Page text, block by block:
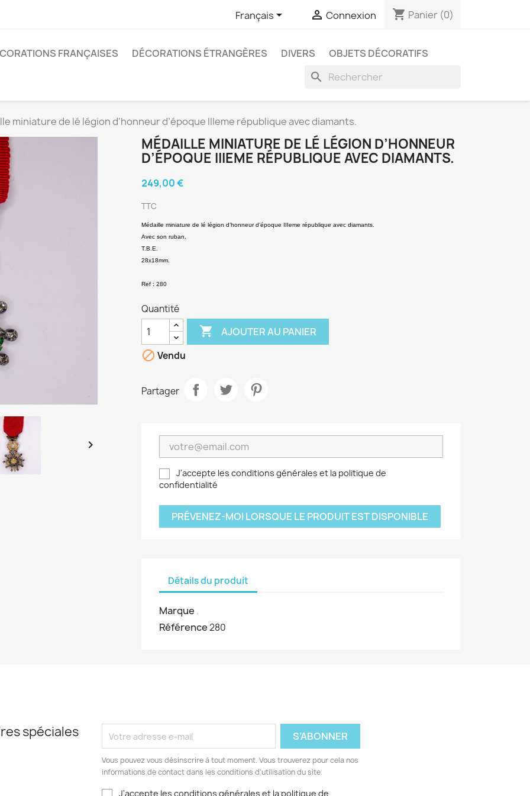
Français  Connexion shopping_cart Panier (0)
FRANÇAISES DÉCORATIONS ÉTRANGÈRES DIVERS OBJETS DÉCORATIFS
search
miniature de lé légion d’honneur d’époque IIIeme république avec diamants.

MÉDAILLE MINIATURE DE LÉ LÉGION D’HONNEUR
D’ÉPOQUE IIIEME RÉPUBLIQUE AVEC DIAMANTS.
249,00 €
TTC
Médaille miniature de lé légion d’honneur d’époque IIIeme république avec diamants.
Avec son ruban.
T.B.E.
28x18mm.
Ref : 280
Quantité
 AJOUTER AU PANIER
 Vendu
Partager
J'accepte les conditions générales et la politique de
confidentialité
PRÉVENEZ-MOI LORSQUE LE PRODUIT EST DISPONIBLE
Détails du produit
Marque .
Référence280
spéciales
Vous pouvez vous désinscrire à tout moment. Vous trouverez pour cela nos
informations de contact dans les conditions d'utilisation du site.
J'accepte les conditions générales et la politique de